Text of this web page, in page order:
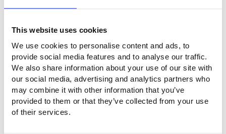
This website uses cookies
We use cookies to personalise content and ads, to
provide social media features and to analyse our traffic.
We also share information about your use of our site with
our social media, advertising and analytics partners who
may combine it with other information that you’ve
provided to them or that they’ve collected from your use
of their services.